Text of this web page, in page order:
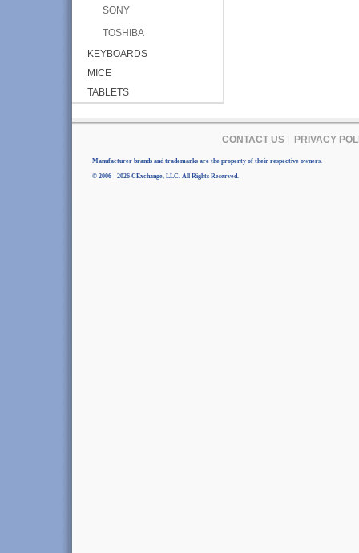
SONY
TOSHIBA
KEYBOARDS
MICE
TABLETS
CONTACT US| PRIVACY
Manufacturer brands and trademarks are the property of their respective owners.
© 2006 - 2026 CExchange, LLC. All Rights Reserved.